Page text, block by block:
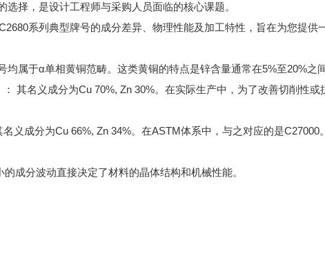
择，是设计工程师与采购人员面临的核心课题。
系列典型牌号的成分差异、物理性能及加工特性，旨在为您提供
属于α单相黄铜范畴。这类黄铜的特点是锌含量通常在5%至20%之
其名义成分为Cu 70%, Zn 30%。在实际生产中，为了改善切削性或
义成分为Cu 66%, Zn 34%。在ASTM体系中，与之对应的是
成分波动直接决定了材料的晶体结构和机械性能。